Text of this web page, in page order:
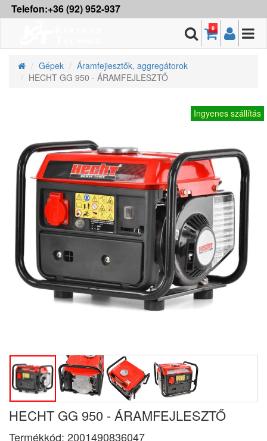
Telefon:+36 (92) 952-937
0
Gépek
Áramfejlesztők, aggregátorok
HECHT GG 950 - ÁRAMFEJLESZTŐ
Ingyenes szállítás
HECHT GG 950 - ÁRAMFEJLESZTŐ
Termékkód: 2001490836047